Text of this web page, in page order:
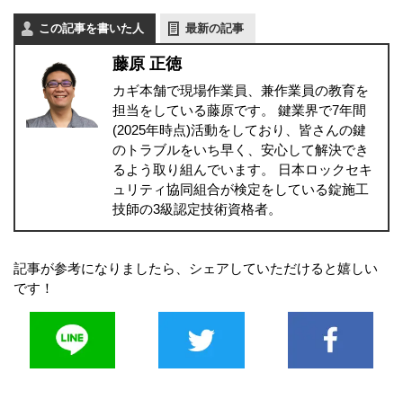
この記事を書いた人 最新の記事
藤原 正徳
カギ本舗で現場作業員、兼作業員の教育を
担当をしている藤原です。 鍵業界で7年間
(2025年時点)活動をしており、皆さんの鍵
のトラブルをいち早く、安心して解決でき
るよう取り組んでいます。 日本ロックセキ
ュリティ協同組合が検定をしている錠施工
技師の3級認定技術資格者。
記事が参考になりましたら、シェアしていただけると嬉しい
です！